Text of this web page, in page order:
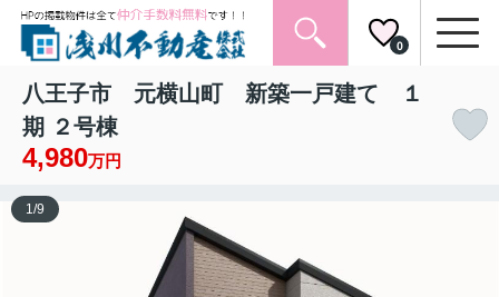
0
八王子市 元横山町 新築一戸建て １
期 ２号棟
4,980万円
1 /9